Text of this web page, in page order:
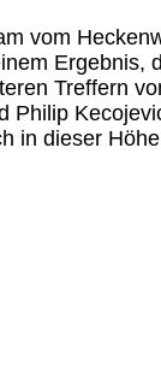
vom
Ergebnis,
Treffern
Philip
in dieser